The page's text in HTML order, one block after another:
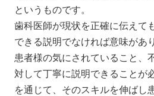
というものです。
歯科医師が現状を正確に伝えて
できる説明でなければ意味があ
患者様の気にされていること、
対して丁寧に説明できることが
を通じて、そのスキルを伸ばし